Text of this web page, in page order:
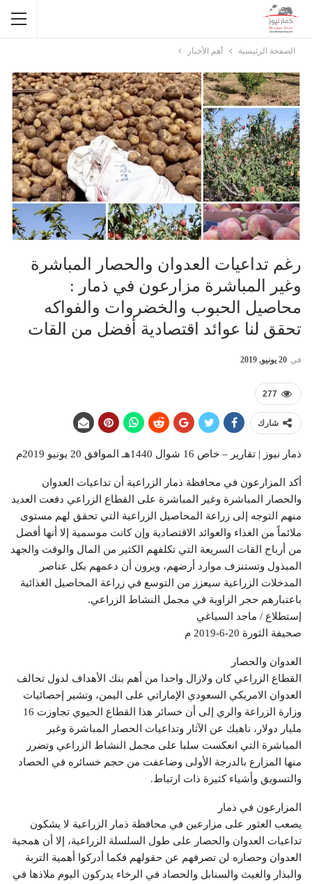
الصفحة الرئيسية أهم الأخبار
رغم تداعيات العدوان والحصار المباشرة
وغير المباشرة مزارعون في ذمار :
محاصيل الحبوب والخضروات والفواكه
تحقق لنا عوائد اقتصادية أفضل من القات
في 20 يونيو, 2019
277
شارك
ذمار نيوز | تقارير – خاص 16 شوال 1440هـ الموافق 20 يونيو 2019م
أكد المزارعون في محافظة ذمار الزراعية أن تداعيات العدوان
والحصار المباشرة وغير المباشرة على القطاع الزراعي دفعت العديد
منهم التوجه إلى زراعة المحاصيل الزراعية التي تحقق لهم مستوى
ملائماً من الغذاء والعوائد الاقتصادية وإن كانت موسمية إلا أنها أفضل
من أرباح القات السريعة التي تكلفهم الكثير من المال والوقت والجهد
المبذول وتستنزف موارد أرضهم، ويرون أن دعمهم بكل عناصر
المدخلات الزراعية سيعزز من التوسع في زراعة المحاصيل الغذائية
باعتبارهم حجر الزاوية في مجمل النشاط الزراعي.
إستطلاع / ماجد السياغي
صحيفة الثورة 20-6-2019 م
العدوان والحصار
القطاع الزراعي كان ولازال واحدا من أهم بنك الأهداف لدول تحالف
العدوان الامريكي السعودي الإماراتي على اليمن، وتشير إحصائيات
وزارة الزراعة والري إلى أن خسائر هذا القطاع الحيوي تجاوزت 16
مليار دولار، ناهيك عن الآثار وتداعيات الحصار المباشرة وغير
المباشرة التي انعكست سلبا على مجمل النشاط الزراعي وتضرر
منها المزارع بالدرجة الأولى وضاعفت من حجم خسائره في الحصاد
والتسويق وأشياء كثيرة ذات ارتباط.
المزارعون في ذمار
يصعب العثور على مزارعين في محافظة ذمار الزراعية لا يشكون
تداعيات العدوان والحصار على طول السلسلة الزراعية، إلا أن همجية
العدوان وحصاره لن تصرفهم عن حقولهم فكما أدركوا أهمية التربة
والبذار والغيث والسنابل والحصاد في الرخاء يدركون اليوم ملاذها في